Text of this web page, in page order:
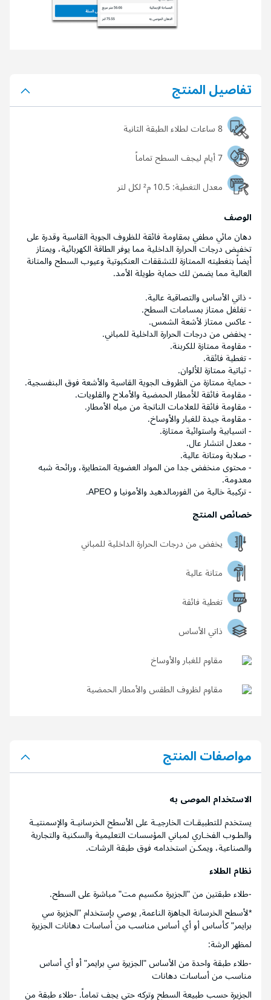
تفاصيل المنتج
8 ساعات لطلاء الطبقة الثانية
7 أيام ليجف السطح تماماً
معدل التغطية:
الوصف
دهان مائي مطفي بمقاومة فائقة للظروف الجوية القاسية وقدرة على
تخفيض درجات الحرارة الداخلية مما يوفر الطاقة الكهربائية، ويمتاز
أيضاً بتغطيته الممتازة للتشققات العنكبوتية وعيوب السطح والمتانة
العالية مما يضمن لك حماية طويلة الأمد.
- ذاتي الأساس والتصاقية عالية.
- تغلغل ممتاز بمسامات السطح.
- عاكس ممتاز لأشعة الشمس.
- يخفض من درجات الحرارة الداخلية للمباني.
- مقاومة ممتازة للكربنة.
- تغطية فائقة.
- ثباتية ممتازة للألوان.
- حماية ممتازة من الظروف الجوية القاسية والأشعة فوق البنفسجية.
- مقاومة فائقة للأمطار الحمضية والأملاح والقلويات.
- مقاومة فائقة للعلامات الناتجة من مياه الأمطار.
- مقاومة جيدة للغبار والأوساخ.
- انسيابية واستوائية ممتازة.
- معدل انتشار عال.
- صلابة ومتانة عالية.
- محتوى منخفض جدا من المواد العضوية المتطايرة، ورائحة شبه
معدومة.
- تركيبة خالية من الفورمالدهيد والأمونيا و APEO.
خصائص المنتج
يخفض من درجات الحرارة الداخلية للمباني
متانة عالية
تغطية فائقة
ذاتي الأساس
مقاوم للغبار والأوساخ
مقاوم لظروف الطقس والأمطار الحمضية
مواصفات المنتج
الاستخدام الموصى به
يستخدم للتطبيقـات الخارجيـة على الأسطح الخرسانيـة والإسمنتيـة
والطـوب الفخـاري لمباني المؤسسات التعليمية والسكنية والتجارية
والصناعية، ويمكـن استخدامه فوق طبقة الرشات.
نظام الطلاء
-طلاء طبقتين من "الجزيرة مكسيم مت" مباشرة على السطح.
*لأسطح الخرسانة الجاهزة الناعمة, يوصي بإستخدام "الجزيرة سي
برايمر" كأساس أو أي أساس مناسب من أساسات دهانات الجزيرة
لمظهر الرشة:
-طلاء طبقة واحدة من الأساس "الجزيرة سي برايمر" أو أي أساس
مناسب من أساسات دهانات
الجزيرة حسب طبيعة السطح وتركه حتى يجف تماماً. -طلاء طبقة من